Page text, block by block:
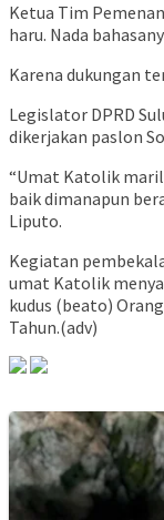
Ketua Tim
haru. Nada
Karena dukungan
Legislator DPRD
dikerjakan paslon
“Umat Katolik
baik dimanapun
Liputo.
Kegiatan
umat Katolik
kudus (beato)
Tahun.(adv)